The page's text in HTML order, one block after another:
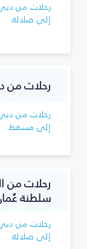
رحلات من
إلى صلالة
رحلات
رحلات من
إلى مسقط
رحلات من
سلطنة
رحلات من
إلى صلالة